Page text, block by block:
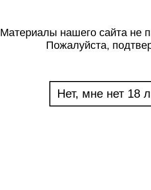
Материалы нашего сайта не
Пожалуйста,
Нет, мне нет 18